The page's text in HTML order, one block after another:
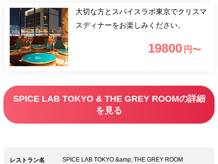
大切な方とスパイスラボ東京でクリスマ
スディナーをお楽しみください。
19800 円〜
SPICE LAB TOKYO & THE GREY ROOMの詳細
を見る
レストラン名
SPICE LAB TOKYO &amp; THE GREY ROOM